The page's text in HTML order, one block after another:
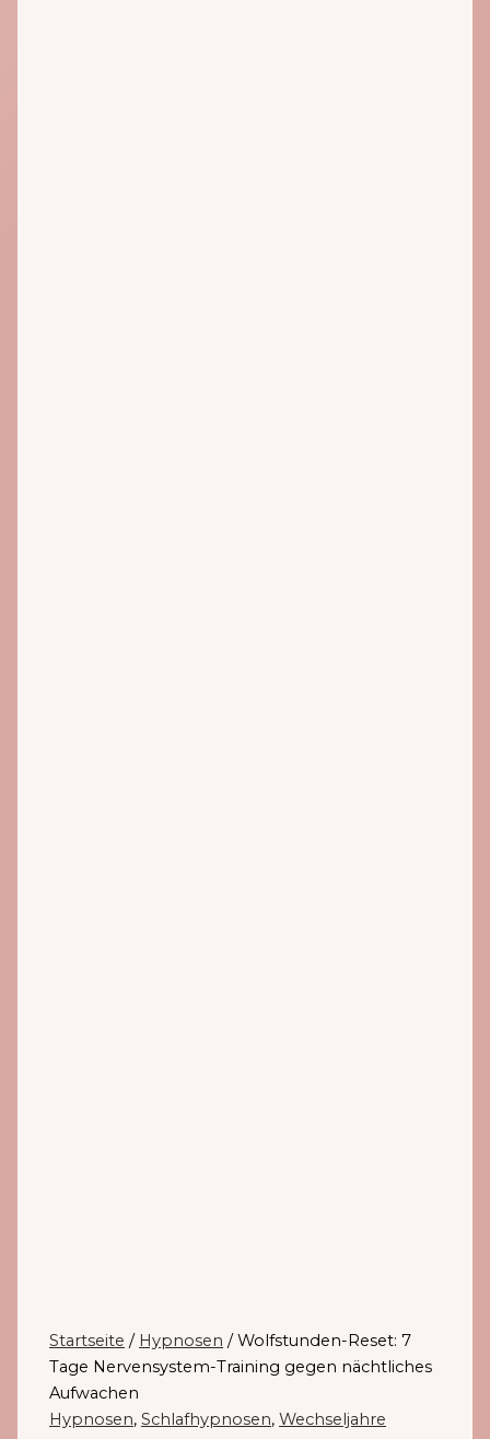
Startseite / Hypnosen / Wolfstunden-Reset: 7
Tage Nervensystem-Training gegen nächtliches
Aufwachen
Hypnosen,Schlafhypnosen,Wechseljahre